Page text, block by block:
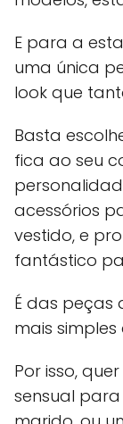
E para a
uma única
look que
Basta
fica ao seu
acessórios
vestido, e
fantástico
É das peças
mais simples
Por isso,
sensual